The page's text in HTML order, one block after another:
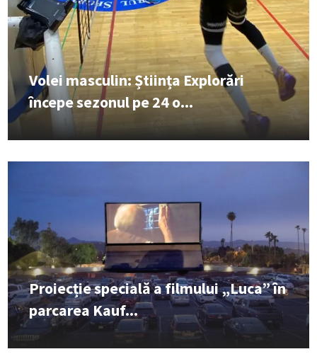
Volei masculin: Știința Explorări
începe sezonul pe 24 o...
Proiecție specială a filmului „Luca” în
parcarea Kauf...